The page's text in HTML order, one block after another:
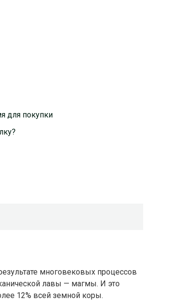
для покупки
многовековых процессов
лавы — магмы. И это
12% всей земной коры.